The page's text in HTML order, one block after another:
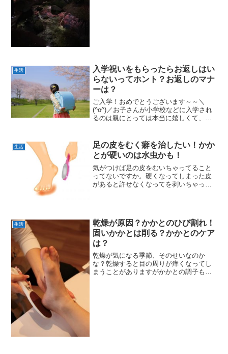
生活
入学祝いをもらったらお返しはい
らないってホント？お返しのマナ
ーは？
ご入学！おめでとうございます～～＼
(^o^)／お子さんが小学校などに入学され
るのは親にとっては本当に嬉しくて、皆
くれるおじいちゃｎおばあちゃんから入
学祝いをいただいたり...
生活
足の皮をむく癖を治したい！かか
とが硬いのは水虫かも！
気がつけば足の皮をむいちゃってること
ってないですか。硬くなってしまった皮
があると許せなくなってを剥いちゃった
生活
乾燥が原因？かかとのひび割れ！
固いかかとは削る？かかとのケア
は？
乾燥が気になる季節、そのせいなのか
な？乾燥すると目の周りが痒くなってし
まうことがありますがかかとの調子も悪